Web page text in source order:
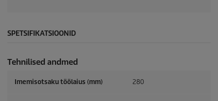
SPETSIFIKATSIOONID
Tehnilised andmed
Imemisotsaku töölaius (mm) 280